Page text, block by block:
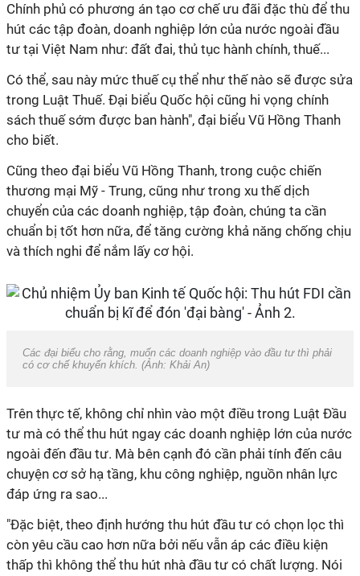
Chính phủ có phương án tạo cơ chế ưu đãi đặc thù để thu
hút các tập đoàn, doanh nghiệp lớn của nước ngoài đầu
tư tại Việt Nam như: đất đai, thủ tục hành chính, thuế...
Có thể, sau này mức thuế cụ thể như thế nào sẽ được sửa
trong Luật Thuế. Đại biểu Quốc hội cũng hi vọng chính
sách thuế sớm được ban hành", đại biểu Vũ Hồng Thanh
cho biết.
Cũng theo đại biểu Vũ Hồng Thanh, trong cuộc chiến
thương mại Mỹ - Trung, cũng như trong xu thế dịch
chuyển của các doanh nghiệp, tập đoàn, chúng ta cần
chuẩn bị tốt hơn nữa, để tăng cường khả năng chống chịu
và thích nghi để nắm lấy cơ hội.
Các đại biểu cho rằng, muốn các doanh nghiệp vào đầu tư thì phải
có cơ chế khuyến khích. (Ảnh: Khải An)
Trên thực tế, không chỉ nhìn vào một điều trong Luật Đầu
tư mà có thể thu hút ngay các doanh nghiệp lớn của nước
ngoài đến đầu tư. Mà bên cạnh đó cần phải tính đến câu
chuyện cơ sở hạ tầng, khu công nghiệp, nguồn nhân lực
đáp ứng ra sao...
"Đặc biệt, theo định hướng thu hút đầu tư có chọn lọc thì
còn yêu cầu cao hơn nữa bởi nếu vẫn áp các điều kiện
thấp thì không thể thu hút nhà đầu tư có chất lượng. Nói